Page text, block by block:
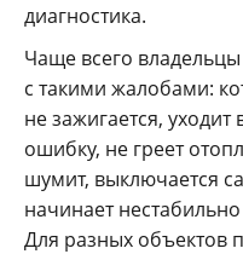
диагностика.
Чаще всего
с такими жалобами:
не зажигается,
ошибку, не греет
шумит, выключается
начинает
Для разных объектов